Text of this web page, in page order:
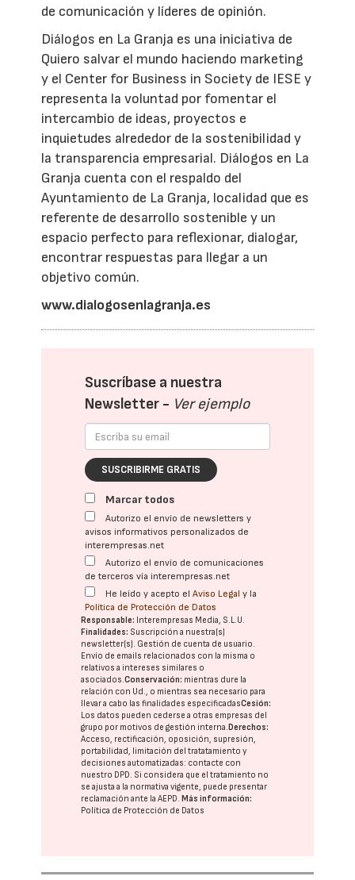
de comunicación y líderes de opinión.
Diálogos en La Granja es una iniciativa de
Quiero salvar el mundo haciendo marketing
y el Center for Business in Society de IESE y
representa la voluntad por fomentar el
intercambio de ideas, proyectos e
inquietudes alrededor de la sostenibilidad y
la transparencia empresarial. Diálogos en La
Granja cuenta con el respaldo del
Ayuntamiento de La Granja, localidad que es
referente de desarrollo sostenible y un
espacio perfecto para reflexionar, dialogar,
encontrar respuestas para llegar a un
objetivo común.
www.dialogosenlagranja.es
Suscríbase a nuestra
Newsletter - Ver ejemplo
SUSCRIBIRME GRATIS
Marcar todos
Autorizo el envío de newsletters y
avisos informativos personalizados de
interempresas.net
Autorizo el envío de comunicaciones
de terceros vía interempresas.net
He leído y acepto elAviso Legal y la
Política de Protección de Datos
Responsable: Interempresas Media, S.L.U.
Finalidades: Suscripción a nuestra(s)
newsletter(s). Gestión de cuenta de usuario.
Envío de emails relacionados con la misma o
relativos a intereses similares o
asociados.Conservación: mientras dure la
relación con Ud., o mientras sea necesario para
llevar a cabo las finalidades especificadasCesión:
Los datos pueden cederse a otras empresas del
grupo por motivos de gestión interna. Derechos:
Acceso, rectificación, oposición, supresión,
portabilidad, limitación del tratatamiento y
decisiones automatizadas: contacte con
nuestro DPD. Si considera que el tratamiento no
se ajusta a la normativa vigente, puede presentar
reclamación ante laAEPD. Más información:
Política de Protección de Datos